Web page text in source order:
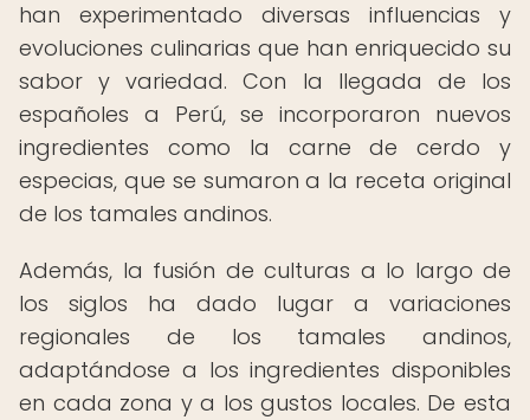
han experimentado diversas influencias y
evoluciones culinarias que han enriquecido su
sabor y variedad. Con la llegada de los
españoles a Perú, se incorporaron nuevos
ingredientes como la carne de cerdo y
especias, que se sumaron a la receta original
de los tamales andinos.
Además, la fusión de culturas a lo largo de
los siglos ha dado lugar a variaciones
regionales de los tamales andinos,
adaptándose a los ingredientes disponibles
en cada zona y a los gustos locales. De esta